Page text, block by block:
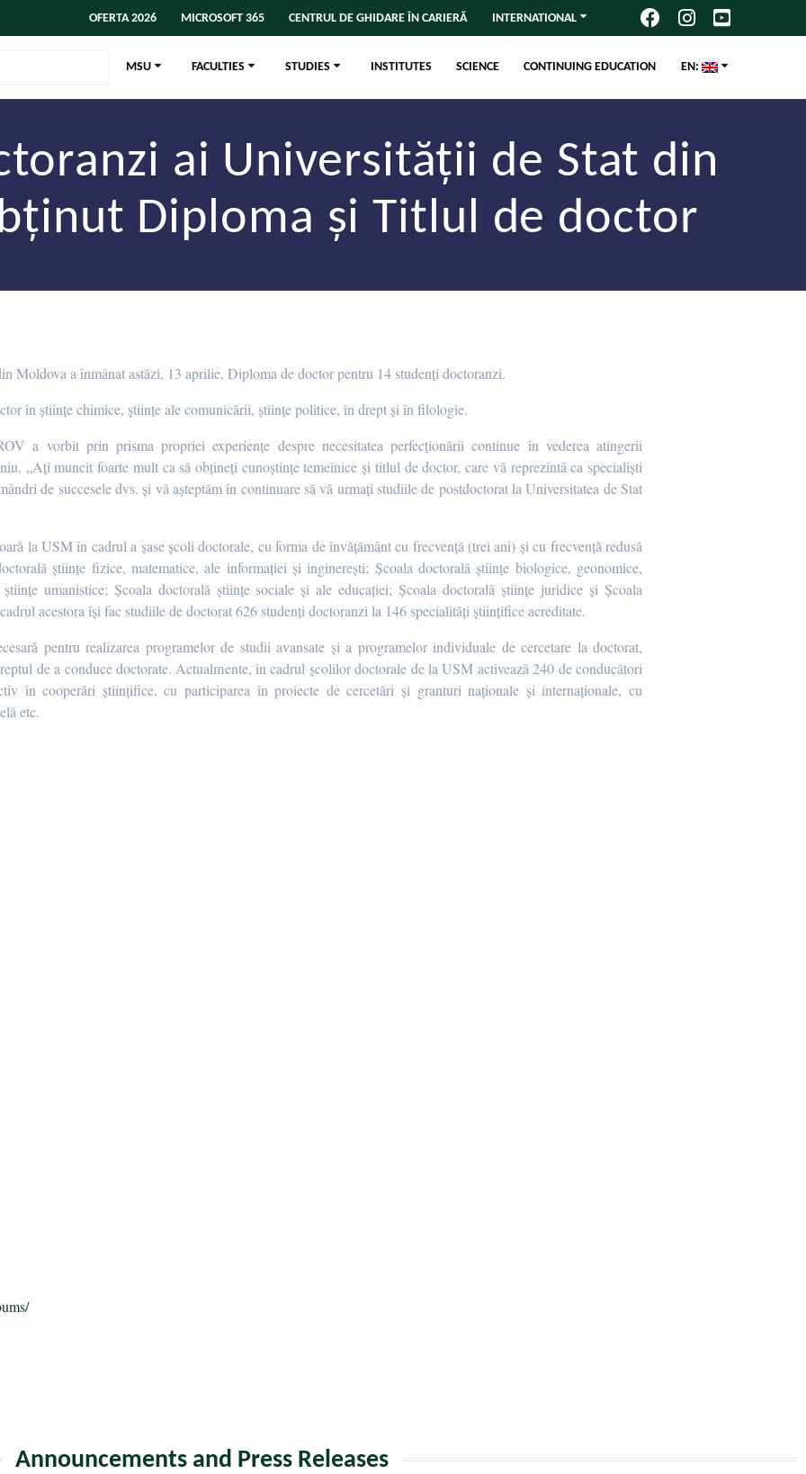
OFERTA 2026 MICROSOFT 365 CENTRUL DE GHIDARE ÎN CARIERĂ INTERNATIONAL
MSU FACULTIES STUDIES INSTITUTES SCIENCE CONTINUING EDUCATION EN:
ai Universității de Stat din
Diploma și Titlul de doctor
Moldova a înmânat astăzi, 13 aprilie, Diploma de doctor pentru 14 studenți doctoranzi.
în științe chimice, științe ale comunicării, științe politice, în drept și în filologie.
a vorbit prin prisma propriei experiențe despre necesitatea perfecționării continue în vederea atingerii
„Ați muncit foarte mult ca să obțineți cunoștințe temeinice și titlul de doctor, care vă reprezintă ca specialiști
de succesele dvs. și vă așteptăm în continuare să vă urmați studiile de postdoctorat la Universitatea de Stat
la USM în cadrul a șase școli doctorale, cu forma de învățământ cu frecvență (trei ani) și cu frecvență redusă
științe fizice, matematice, ale informației și inginerești; Școala doctorală științe biologice, geonomice,
umanistice; Școala doctorală științe sociale și ale educației; Școala doctorală științe juridice și Școala
acestora își fac studiile de doctorat 626 studenți doctoranzi la 146 specialități științifice acreditate.
pentru realizarea programelor de studii avansate și a programelor individuale de cercetare la doctorat,
de a conduce doctorate. Actualmente, în cadrul școlilor doctorale de la USM activează 240 de conducători
în cooperări științifice, cu participarea în proiecte de cercetări și granturi naționale și internaționale, cu
etc.
Announcements and Press Releases